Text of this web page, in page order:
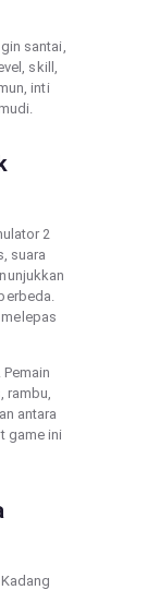
santai,
skill,
inti
2
suara
antara
game ini